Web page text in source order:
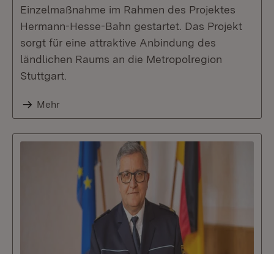
Einzelmaßnahme im Rahmen des Projektes
Hermann-Hesse-Bahn gestartet. Das Projekt
sorgt für eine attraktive Anbindung des
ländlichen Raums an die Metropolregion
Stuttgart.
Mehr